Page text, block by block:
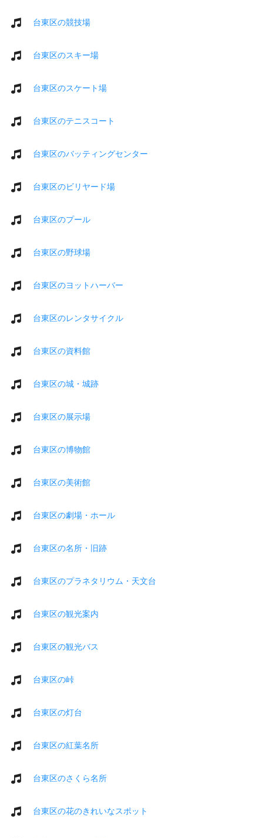
台東区の競技場
台東区のスキー場
台東区のスケート場
台東区のテニスコート
台東区のバッティングセンター
台東区のビリヤード場
台東区のプール
台東区の野球場
台東区のヨットハーバー
台東区のレンタサイクル
台東区の資料館
台東区の城・城跡
台東区の展示場
台東区の博物館
台東区の美術館
台東区の劇場・ホール
台東区の名所・旧跡
台東区のプラネタリウム・天文台
台東区の観光案内
台東区の観光バス
台東区の峠
台東区の灯台
台東区の紅葉名所
台東区のさくら名所
台東区の花のきれいなスポット